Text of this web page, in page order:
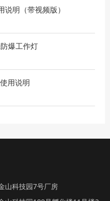
明（带视频版）
爆工作灯
用说明
山科技园7号厂房